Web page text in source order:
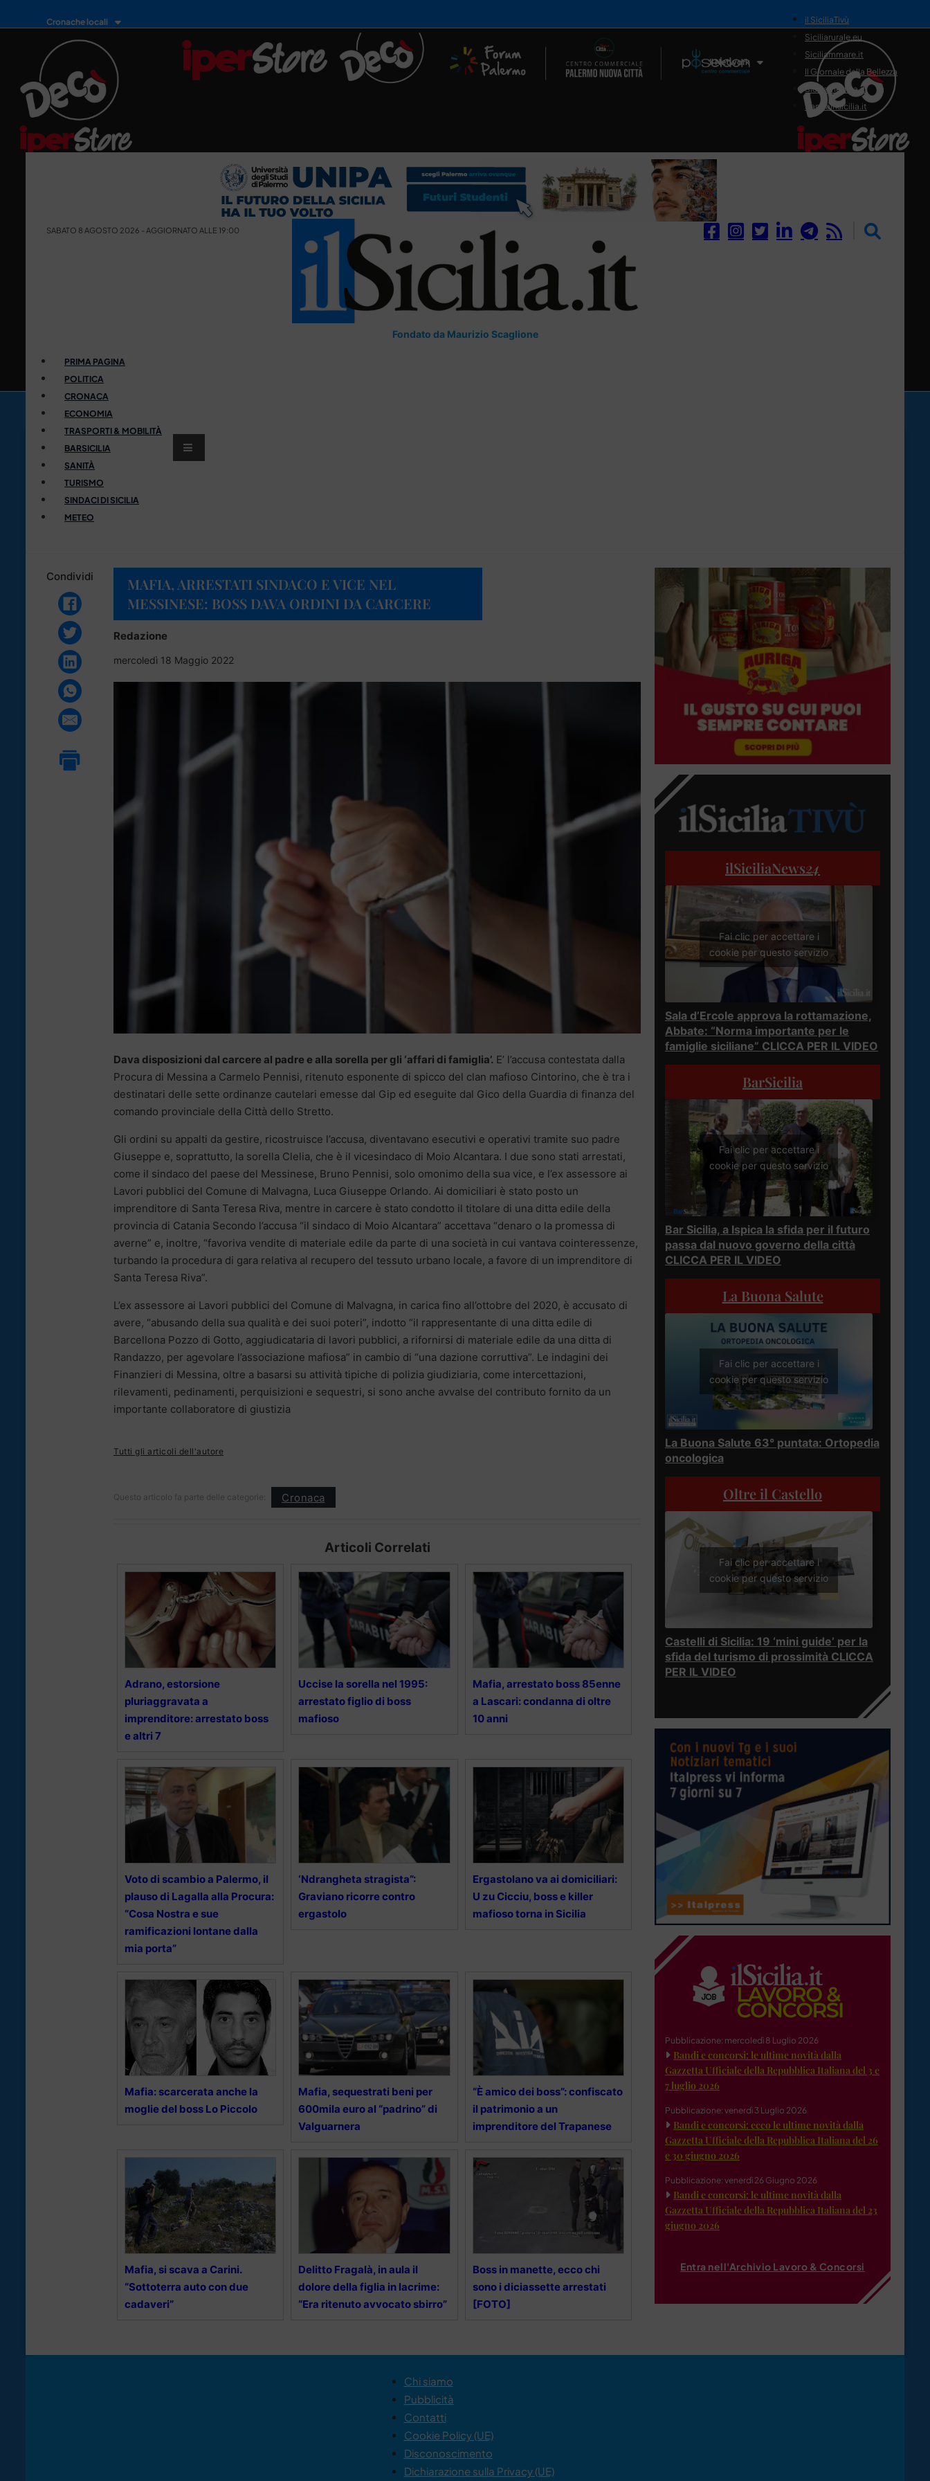
Cronache locali
Il Network
il SiciliaTivù
Siciliarurale.eu
Siciliammare.it
Il Giornale della Bellezza
Siciliamedica.it
Sanitainsicilia.it
SABATO 8 AGOSTO 2026 - AGGIORNATO ALLE 19:00
Fondato da Maurizio Scaglione
PRIMA PAGINA
POLITICA
CRONACA
ECONOMIA
TRASPORTI & MOBILITÀ
BARSICILIA
SANITÀ
TURISMO
SINDACI DI SICILIA
METEO
Condividi
MAFIA, ARRESTATI SINDACO E VICE NEL
MESSINESE: BOSS DAVA ORDINI DA CARCERE
Redazione
mercoledì 18 Maggio 2022
Dava disposizioni dal carcere al padre e alla sorella per gli ‘affari di famiglia’. E’ l’accusa contestata dalla
Procura di Messina a Carmelo Pennisi, ritenuto esponente di spicco del clan mafioso Cintorino, che è tra i
destinatari delle sette ordinanze cautelari emesse dal Gip ed eseguite dal Gico della Guardia di finanza del
comando provinciale della Città dello Stretto.
Gli ordini su appalti da gestire, ricostruisce l’accusa, diventavano esecutivi e operativi tramite suo padre
Giuseppe e, soprattutto, la sorella Clelia, che è il vicesindaco di Moio Alcantara. I due sono stati arrestati,
come il sindaco del paese del Messinese, Bruno Pennisi, solo omonimo della sua vice, e l’ex assessore ai
Lavori pubblici del Comune di Malvagna, Luca Giuseppe Orlando. Ai domiciliari è stato posto un
imprenditore di Santa Teresa Riva, mentre in carcere è stato condotto il titolare di una ditta edile della
provincia di Catania Secondo l’accusa “il sindaco di Moio Alcantara” accettava “denaro o la promessa di
averne” e, inoltre, “favoriva vendite di materiale edile da parte di una società in cui vantava cointeressenze,
turbando la procedura di gara relativa al recupero del tessuto urbano locale, a favore di un imprenditore di
Santa Teresa Riva”.
L’ex assessore ai Lavori pubblici del Comune di Malvagna, in carica fino all’ottobre del 2020, è accusato di
avere, “abusando della sua qualità e dei suoi poteri”, indotto “il rappresentante di una ditta edile di
Barcellona Pozzo di Gotto, aggiudicataria di lavori pubblici, a rifornirsi di materiale edile da una ditta di
Randazzo, per agevolare l’associazione mafiosa” in cambio di “una dazione corruttiva”. Le indagini dei
Finanzieri di Messina, oltre a basarsi su attività tipiche di polizia giudiziaria, come intercettazioni,
rilevamenti, pedinamenti, perquisizioni e sequestri, si sono anche avvalse del contributo fornito da un
importante collaboratore di giustizia
Tutti gli articoli dell'autore
Questo articolo fa parte delle categorie: Cronaca
Articoli Correlati
Adrano, estorsione
pluriaggravata a
imprenditore: arrestato boss
e altri 7
Uccise la sorella nel 1995:
arrestato figlio di boss
mafioso
Mafia, arrestato boss 85enne
a Lascari: condanna di oltre
10 anni
Voto di scambio a Palermo, il
plauso di Lagalla alla Procura:
“Cosa Nostra e sue
ramificazioni lontane dalla
mia porta”
‘Ndrangheta stragista”:
Graviano ricorre contro
ergastolo
Ergastolano va ai domiciliari:
U zu Cicciu, boss e killer
mafioso torna in Sicilia
Mafia: scarcerata anche la
moglie del boss Lo Piccolo
Mafia, sequestrati beni per
600mila euro al “padrino” di
Valguarnera
“È amico dei boss”: confiscato
il patrimonio a un
imprenditore del Trapanese
Mafia, si scava a Carini.
“Sottoterra auto con due
cadaveri”
Delitto Fragalà, in aula il
dolore della figlia in lacrime:
“Era ritenuto avvocato sbirro”
Boss in manette, ecco chi
sono i diciassette arrestati
[FOTO]
ilSiciliaNews24
Fai clic per accettare i
cookie per questo servizio
Sala d’Ercole approva la rottamazione,
Abbate: “Norma importante per le
famiglie siciliane” CLICCA PER IL VIDEO
BarSicilia
Fai clic per accettare i
cookie per questo servizio
Bar Sicilia, a Ispica la sfida per il futuro
passa dal nuovo governo della città
CLICCA PER IL VIDEO
La Buona Salute
Fai clic per accettare i
cookie per questo servizio
La Buona Salute 63° puntata: Ortopedia
oncologica
Oltre il Castello
Fai clic per accettare i
cookie per questo servizio
Castelli di Sicilia: 19 ‘mini guide’ per la
sfida del turismo di prossimità CLICCA
PER IL VIDEO
Pubblicazione: mercoledì 8 Luglio 2026
Bandi e concorsi: le ultime novità dalla
Gazzetta Ufficiale della Repubblica Italiana del 3 e
7 luglio 2026
Pubblicazione: venerdì 3 Luglio 2026
Bandi e concorsi: ecco le ultime novità dalla
Gazzetta Ufficiale della Repubblica Italiana del 26
e 30 giugno 2026
Pubblicazione: venerdì 26 Giugno 2026
Bandi e concorsi: le ultime novità dalla
Gazzetta Ufficiale della Repubblica Italiana del 23
giugno 2026
Entra nell'Archivio Lavoro & Concorsi
Chi siamo
Pubblicità
Contatti
Cookie Policy (UE)
Disconoscimento
Dichiarazione sulla Privacy (UE)